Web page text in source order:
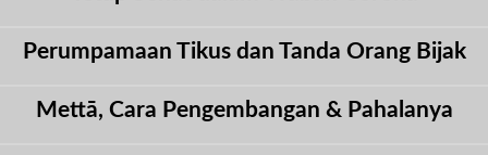
Perumpamaan Tikus dan Tanda Orang Bijak
Mettā, Cara Pengembangan & Pahalanya